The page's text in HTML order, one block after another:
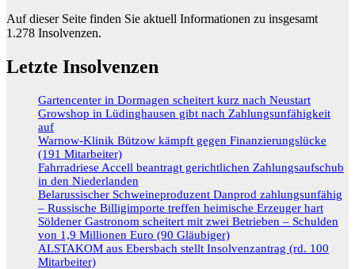
Auf dieser Seite finden Sie aktuell Informationen zu insgesamt
1.278 Insolvenzen.
Letzte Insolvenzen
Gartencenter in Dormagen scheitert kurz nach Neustart
Growshop in Lüdinghausen gibt nach Zahlungsunfähigkeit
auf
Warnow-Klinik Bützow kämpft gegen Finanzierungslücke
(191 Mitarbeiter)
Fahrradriese Accell beantragt gerichtlichen Zahlungsaufschub
in den Niederlanden
Belarussischer Schweineproduzent Danprod zahlungsunfähig
– Russische Billigimporte treffen heimische Erzeuger hart
Söldener Gastronom scheitert mit zwei Betrieben – Schulden
von 1,9 Millionen Euro (90 Gläubiger)
ALSTAKOM aus Ebersbach stellt Insolvenzantrag (rd. 100
Mitarbeiter)